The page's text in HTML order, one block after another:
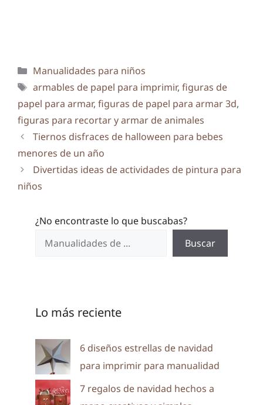
Categorías
Manualidades para niños
Etiquetas
armables de papel para imprimir, figuras de
papel para armar, figuras de papel para armar 3d,
figuras para recortar y armar de animales
Tiernos disfraces de halloween para bebes
menores de un año
Divertidas ideas de actividades de pintura para
niños
¿No encontraste lo que buscabas?
Buscar
Lo más reciente
6 diseños estrellas de navidad
para imprimir para manualidad
7 regalos de navidad hechos a